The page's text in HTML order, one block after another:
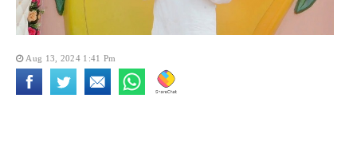
Aug 13, 2024 1:41 Pm